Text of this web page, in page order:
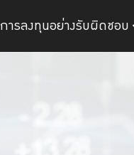
การลงทุนอย่างรับผิดชอบ